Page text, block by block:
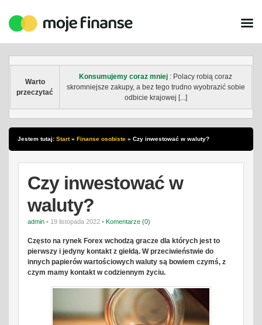
Warto
przeczytać
Konsumujemy coraz mniej : Polacy robią coraz
skromniejsze zakupy, a bez tego trudno wyobrazić sobie
odbicie krajowej [...]
Jestem tutaj: Start» Finanse osobiste » Czy inwestować w waluty?
Czy inwestować w
waluty?
admin • 19 listopada 2022 • Komentarze (0)
Często na rynek Forex wchodzą gracze dla których jest to
pierwszy i jedyny kontakt z giełdą. W przeciwieństwie do
innych papierów wartościowych waluty są bowiem czymś, z
czym mamy kontakt w codziennym życiu.